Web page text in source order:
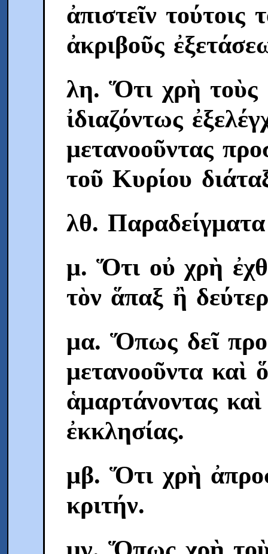
ἀπιστεῖν
ἀκριβοῦς
λη. Ὅτι χρὴ τοὺς
ἰδιαζόντως
μετανοοῦντας
τοῦ Κυρίου
λθ. Παραδείγματα
μ. Ὅτι οὐ χρὴ
τὸν ἅπαξ ἢ
μα. Ὅπως δεῖ
μετανοοῦντα καὶ
ἁμαρτάνοντας
ἐκκλησίας.
μβ. Ὅτι χρὴ
κριτήν.